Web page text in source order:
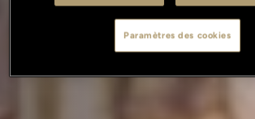
Paramètres des cookies